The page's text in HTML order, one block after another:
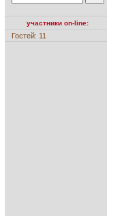
участники on-line:
Гостей: 11